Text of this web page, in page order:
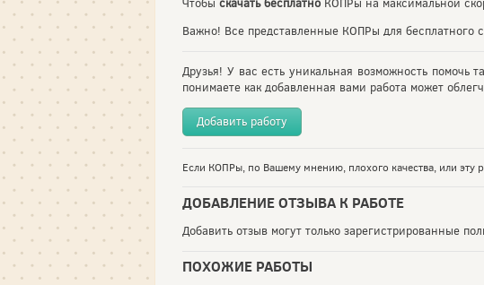
Чтобы скачать бесплатно КОПРы на максимальной
Важно! Все представленные КОПРы для бесплатного
Друзья! У вас есть уникальная возможность
понимаете как добавленная вами работа может
Добавить работу
Если КОПРы, по Вашему мнению, плохого качества, или эту
ДОБАВЛЕНИЕ ОТЗЫВА К РАБОТЕ
Добавить отзыв могут только зарегистрированные
ПОХОЖИЕ РАБОТЫ